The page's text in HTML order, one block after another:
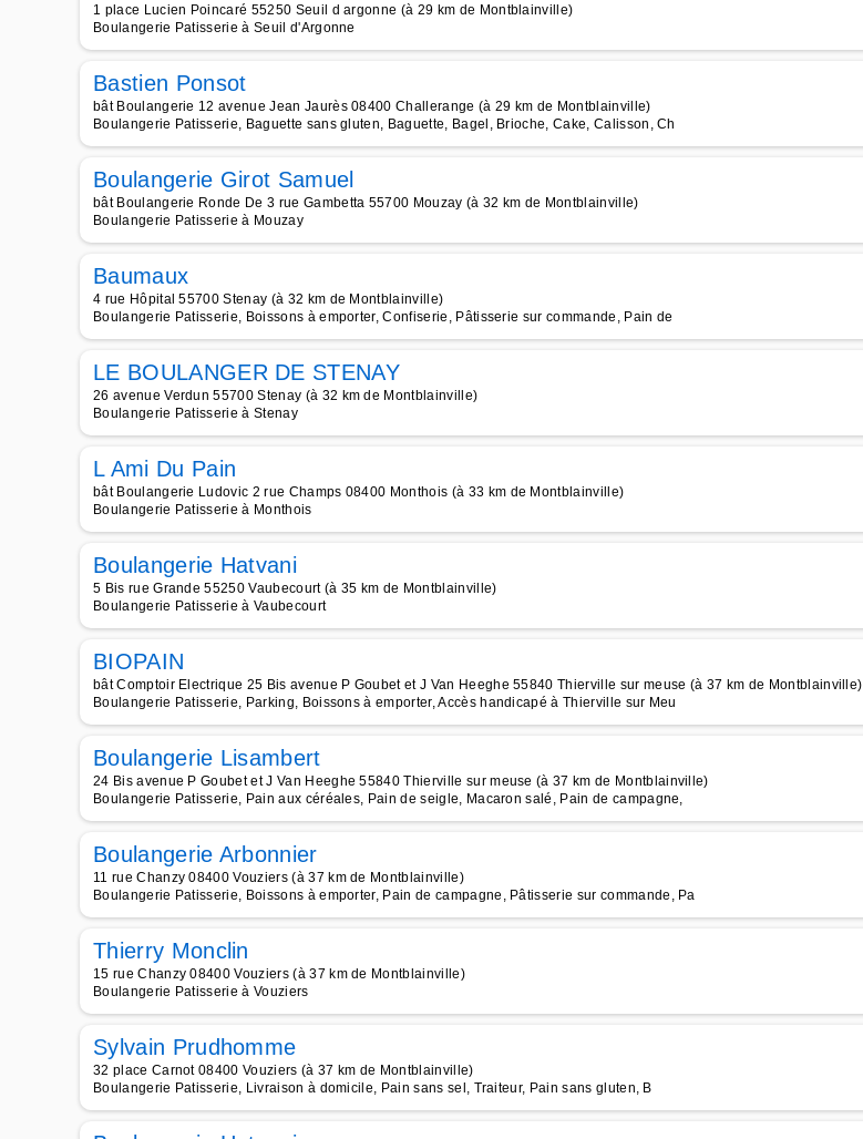
1 place Lucien Poincaré 55250 Seuil d argonne (à 29 km de Montblainville)
Boulangerie Patisserie à Seuil d'Argonne
Bastien Ponsot
bât Boulangerie 12 avenue Jean Jaurès 08400 Challerange (à 29 km de Montblainville)
Boulangerie Patisserie, Baguette sans gluten, Baguette, Bagel, Brioche, Cake, Calisson, Ch
Boulangerie Girot Samuel
bât Boulangerie Ronde De 3 rue Gambetta 55700 Mouzay (à 32 km de Montblainville)
Boulangerie Patisserie à Mouzay
Baumaux
4 rue Hôpital 55700 Stenay (à 32 km de Montblainville)
Boulangerie Patisserie, Boissons à emporter, Confiserie, Pâtisserie sur commande, Pain de
LE BOULANGER DE STENAY
26 avenue Verdun 55700 Stenay (à 32 km de Montblainville)
Boulangerie Patisserie à Stenay
L Ami Du Pain
bât Boulangerie Ludovic 2 rue Champs 08400 Monthois (à 33 km de Montblainville)
Boulangerie Patisserie à Monthois
Boulangerie Hatvani
5 Bis rue Grande 55250 Vaubecourt (à 35 km de Montblainville)
Boulangerie Patisserie à Vaubecourt
BIOPAIN
bât Comptoir Electrique 25 Bis avenue P Goubet et J Van Heeghe 55840 Thierville sur meuse (à 37 km de Montblainville)
Boulangerie Patisserie, Parking, Boissons à emporter, Accès handicapé à Thierville sur Meu
Boulangerie Lisambert
24 Bis avenue P Goubet et J Van Heeghe 55840 Thierville sur meuse (à 37 km de Montblainville)
Boulangerie Patisserie, Pain aux céréales, Pain de seigle, Macaron salé, Pain de campagne,
Boulangerie Arbonnier
11 rue Chanzy 08400 Vouziers (à 37 km de Montblainville)
Boulangerie Patisserie, Boissons à emporter, Pain de campagne, Pâtisserie sur commande, Pa
Thierry Monclin
15 rue Chanzy 08400 Vouziers (à 37 km de Montblainville)
Boulangerie Patisserie à Vouziers
Sylvain Prudhomme
32 place Carnot 08400 Vouziers (à 37 km de Montblainville)
Boulangerie Patisserie, Livraison à domicile, Pain sans sel, Traiteur, Pain sans gluten, B